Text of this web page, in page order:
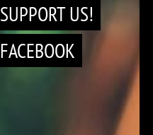
SUPPORT US!
FACEBOOK